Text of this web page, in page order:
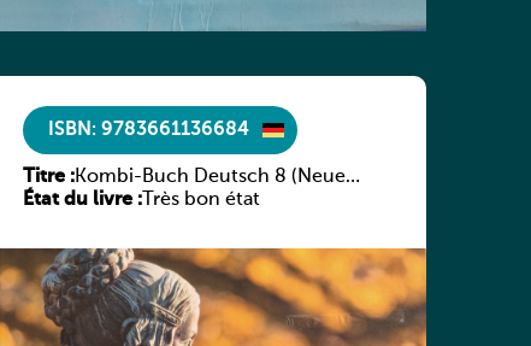
ISBN: 9783661136684
Titre :Kombi-Buch Deutsch 8 (Neue
Ausgabe Luxemburg)
État du livre :Très bon état